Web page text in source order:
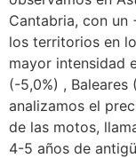
Cantabria, con un
los territorios en
mayor intensidad
(-5,0%) ,
analizamos el
de las motos,
4-5 años de